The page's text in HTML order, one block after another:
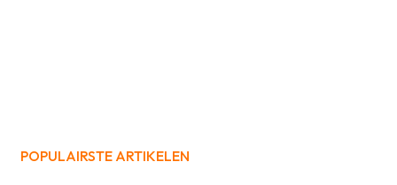
POPULAIRSTE ARTIKELEN